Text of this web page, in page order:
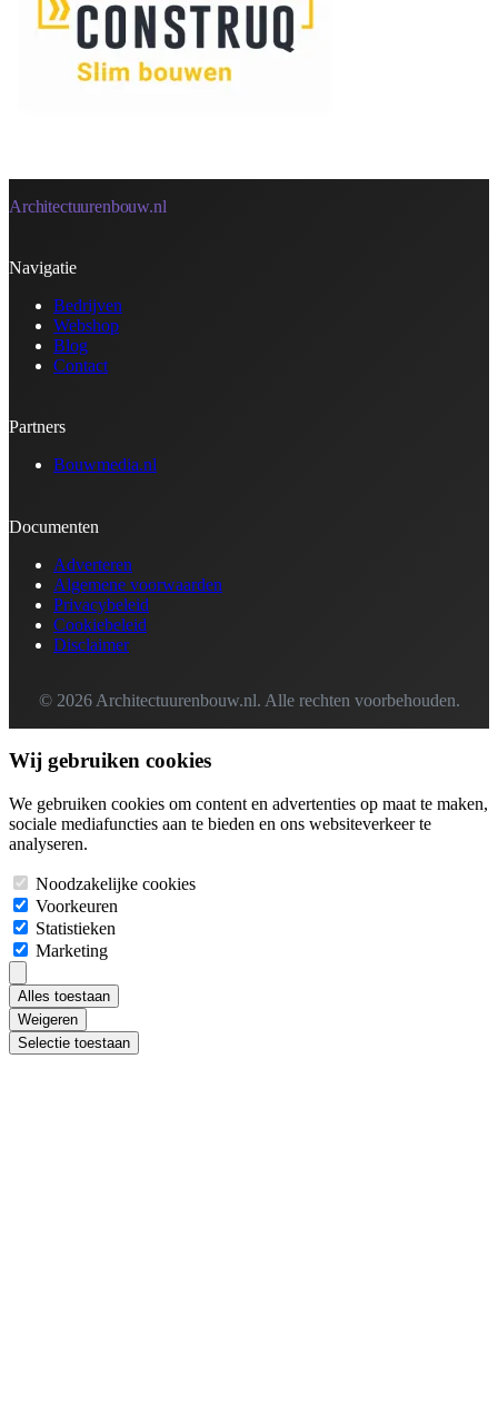
Architectuurenbouw.nl
Navigatie
Bedrijven
Webshop
Blog
Contact
Partners
Bouwmedia.nl
Documenten
Adverteren
Algemene voorwaarden
Privacybeleid
Cookiebeleid
Disclaimer
© 2026 Architectuurenbouw.nl. Alle rechten voorbehouden.
Wij gebruiken cookies
We gebruiken cookies om content en advertenties op maat te maken,
sociale mediafuncties aan te bieden en ons websiteverkeer te
analyseren.
Noodzakelijke cookies
Voorkeuren
Statistieken
Marketing
Alles toestaan
Weigeren
Selectie toestaan